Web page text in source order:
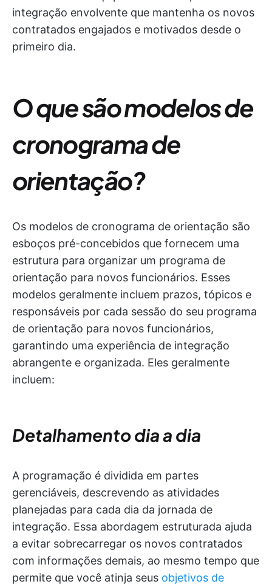
integração envolvente que mantenha os novos
contratados engajados e motivados desde o
primeiro dia.
O que são modelos de
cronograma de
orientação?
Os modelos de cronograma de orientação são
esboços pré-concebidos que fornecem uma
estrutura para organizar um programa de
orientação para novos funcionários. Esses
modelos geralmente incluem prazos, tópicos e
responsáveis por cada sessão do seu programa
de orientação para novos funcionários,
garantindo uma experiência de integração
abrangente e organizada. Eles geralmente
incluem:
Detalhamento dia a dia
A programação é dividida em partes
gerenciáveis, descrevendo as atividades
planejadas para cada dia da jornada de
integração. Essa abordagem estruturada ajuda
a evitar sobrecarregar os novos contratados
com informações demais, ao mesmo tempo que
permite que você atinja seus objetivos de